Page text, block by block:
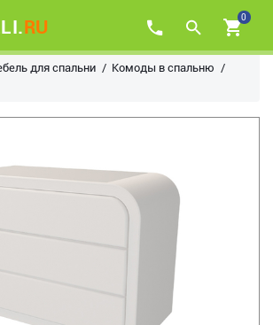
RU 0
для спальни
Комоды в спальню